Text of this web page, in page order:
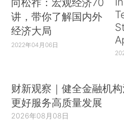
讲，带你了解国内外
经济大局
2022年04月06日
财新观察｜健全金融机
更好服务高质量发展
2026年08月08日